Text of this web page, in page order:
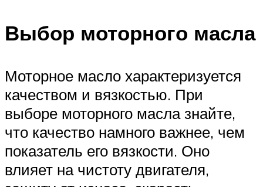
Выбор моторного масла
Моторное масло характеризуется
качеством и вязкостью. При
выборе моторного масла знайте,
что качество намного важнее, чем
показатель его вязкости. Оно
влияет на чистоту двигателя,